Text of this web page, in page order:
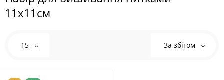
11х11см
15 За збігом